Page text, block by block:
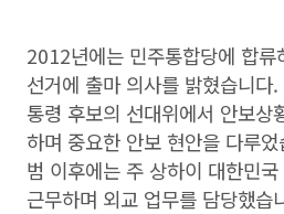
2012년에는 민주통합당에 합
선거에 출마 의사를 밝혔습니
통령 후보의 선대위에서 안보상
하며 중요한 안보 현안을 다루
범 이후에는 주 상하이 대한민
근무하며 외교 업무를 담당했습